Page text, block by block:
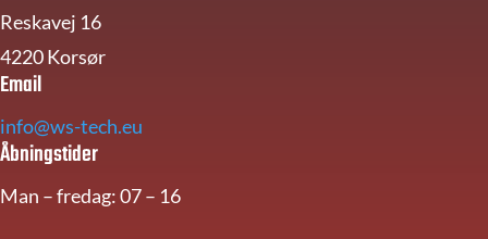
Reskavej 16
4220 Korsør
Email
info@ws-tech.eu
Åbningstider
Man – fredag: 07 – 16